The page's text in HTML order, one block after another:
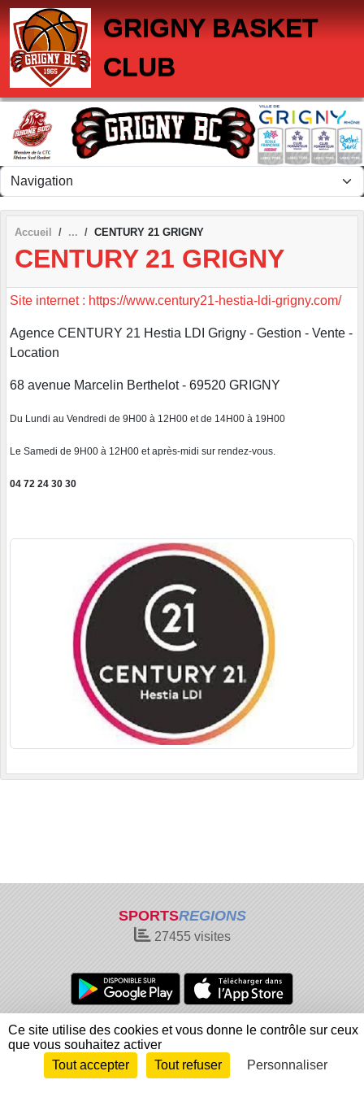
GRIGNY BASKET
CLUB
Accueil CENTURY 21 GRIGNY
CENTURY 21 GRIGNY
Site internet : https://www.century21-hestia-ldi-grigny.com/
Agence CENTURY 21 Hestia LDI Grigny - Gestion - Vente -
Location
68 avenue Marcelin Berthelot - 69520 GRIGNY
Du Lundi au Vendredi de 9H00 à 12H00 et de 14H00 à 19H00
Le Samedi de 9H00 à 12H00 et après-midi sur rendez-vous.
04 72 24 30 30
SPORTSREGIONS
27455visites
Charte cookies
Gestion des cookies
Informations légales
Signaler un contenu inapproprié
Envie de participer ?
Connexion
Panneau de gestion des cookies
Ce site utilise des cookies et vous donne le contrôle sur ceux
que vous souhaitez activer
Tout accepter
Tout refuser Personnaliser